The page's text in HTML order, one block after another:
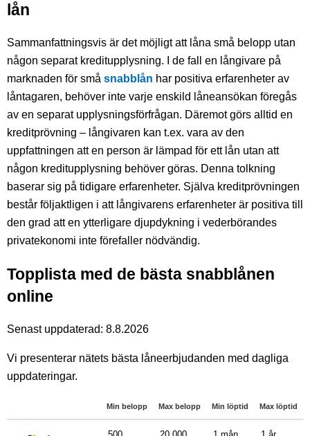
lån
Sammanfattningsvis är det möjligt att låna små belopp utan
någon separat kreditupplysning. I de fall en långivare på
marknaden för små snabblån har positiva erfarenheter av
låntagaren, behöver inte varje enskild låneansökan föregås
av en separat upplysningsförfrågan. Däremot görs alltid en
kreditprövning – långivaren kan t.ex. vara av den
uppfattningen att en person är lämpad för ett lån utan att
någon kreditupplysning behöver göras. Denna tolkning
baserar sig på tidigare erfarenheter. Själva kreditprövningen
består följaktligen i att långivarens erfarenheter är positiva till
den grad att en ytterligare djupdykning i vederbörandes
privatekonomi inte förefaller nödvändig.
Topplista med de bästa snabblånen
online
Senast uppdaterad: 8.8.2026
Vi presenterar nätets bästa låneerbjudanden med dagliga
uppdateringar.
Min belopp Max belopp Min löptid Max löptid